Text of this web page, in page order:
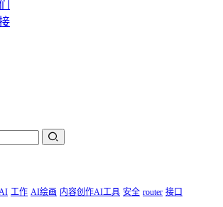
工作 AI绘画 内容创作AI工具 安全 router 接口